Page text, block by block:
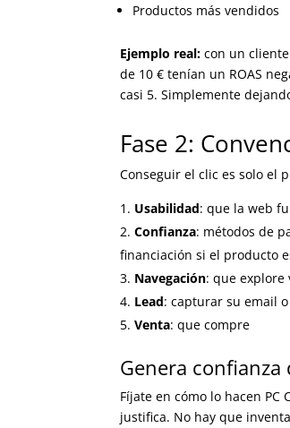
Productos más vendidos
Ejemplo real: con un
de 10 € tenían un ROAS
casi 5. Simplemente
Fase 2:
Conseguir el clic es solo el
Usabilidad: que la web
Confianza: métodos de
financiación si el producto
Navegación: que explore
Lead: capturar su email
Venta: que compre
Genera
Fíjate en cómo lo hacen
justifica. No hay que